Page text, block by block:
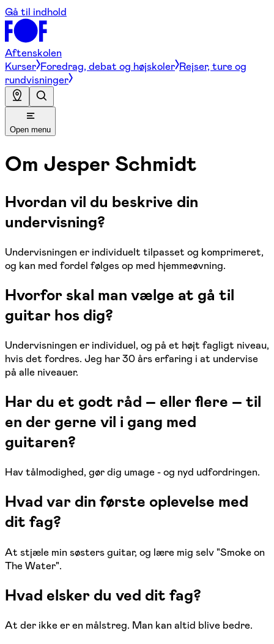
Gå til indhold
Aftenskolen
Kurser Foredrag, debat og højskoler Rejser, ture og
rundvisninger
Open menu
Om Jesper Schmidt
Hvordan vil du beskrive din
undervisning?
Undervisningen er individuelt tilpasset og komprimeret,
og kan med fordel følges op med hjemmeøvning.
Hvorfor skal man vælge at gå til
guitar hos dig?
Undervisningen er individuel, og på et højt fagligt niveau,
hvis det fordres. Jeg har 30 års erfaring i at undervise
på alle niveauer.
Har du et godt råd – eller flere – til
en der gerne vil i gang med
guitaren?
Hav tålmodighed, gør dig umage - og nyd udfordringen.
Hvad var din første oplevelse med
dit fag?
At stjæle min søsters guitar, og lære mig selv "Smoke on
The Water".
Hvad elsker du ved dit fag?
At der ikke er en målstreg. Man kan altid blive bedre.